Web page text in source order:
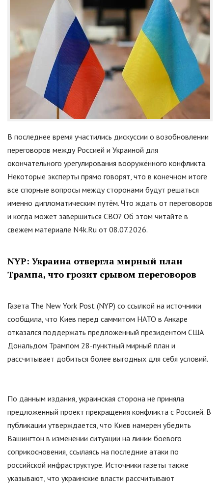
В последнее время участились дискуссии о возобновлении
переговоров между Россией и Украиной для
окончательного урегулирования вооружённого конфликта.
Некоторые эксперты прямо говорят, что в конечном итоге
все спорные вопросы между сторонами будут решаться
именно дипломатическим путём. Что ждать от переговоров
и когда может завершиться СВО? Об этом читайте в
свежем материале N4k.Ru от 08.07.2026.
NYP: Украина отвергла мирный план
Трампа, что грозит срывом переговоров
Газета The New York Post (NYP) со ссылкой на источники
сообщила, что Киев перед саммитом НАТО в Анкаре
отказался поддержать предложенный президентом США
Дональдом Трампом 28-пунктный мирный план и
рассчитывает добиться более выгодных для себя условий.
По данным издания, украинская сторона не приняла
предложенный проект прекращения конфликта с Россией. В
публикации утверждается, что Киев намерен убедить
Вашингтон в изменении ситуации на линии боевого
соприкосновения, ссылаясь на последние атаки по
российской инфраструктуре. Источники газеты также
указывают, что украинские власти рассчитывают